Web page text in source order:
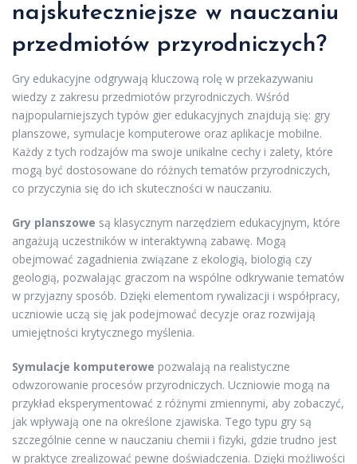
najskuteczniejsze w nauczaniu
przedmiotów przyrodniczych?
Gry edukacyjne odgrywają kluczową rolę w przekazywaniu
wiedzy z zakresu przedmiotów przyrodniczych. Wśród
najpopularniejszych typów gier edukacyjnych znajdują się: gry
planszowe, symulacje komputerowe oraz aplikacje mobilne.
Każdy z tych rodzajów ma swoje unikalne cechy i zalety, które
mogą być dostosowane do różnych tematów przyrodniczych,
co przyczynia się do ich skuteczności w nauczaniu.
Gry planszowe są klasycznym narzędziem edukacyjnym, które
angażują uczestników w interaktywną zabawę. Mogą
obejmować zagadnienia związane z ekologią, biologią czy
geologią, pozwalając graczom na wspólne odkrywanie tematów
w przyjazny sposób. Dzięki elementom rywalizacji i współpracy,
uczniowie uczą się jak podejmować decyzje oraz rozwijają
umiejętności krytycznego myślenia.
Symulacje komputerowe pozwalają na realistyczne
odwzorowanie procesów przyrodniczych. Uczniowie mogą na
przykład eksperymentować z różnymi zmiennymi, aby zobaczyć,
jak wpływają one na określone zjawiska. Tego typu gry są
szczególnie cenne w nauczaniu chemii i fizyki, gdzie trudno jest
w praktyce zrealizować pewne doświadczenia. Dzięki możliwości